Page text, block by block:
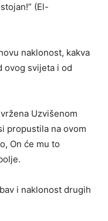
(El-
naklonost, kakva
ovog svijeta i od
Uzvišenom
propustila na ovom
On će mu to
i naklonost drugih